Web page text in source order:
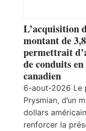
L’acquisition
montant de
permettrait
de conduits
canadien
6-aout-2026 Le
Prysmian, d’un
dollars
renforcer la